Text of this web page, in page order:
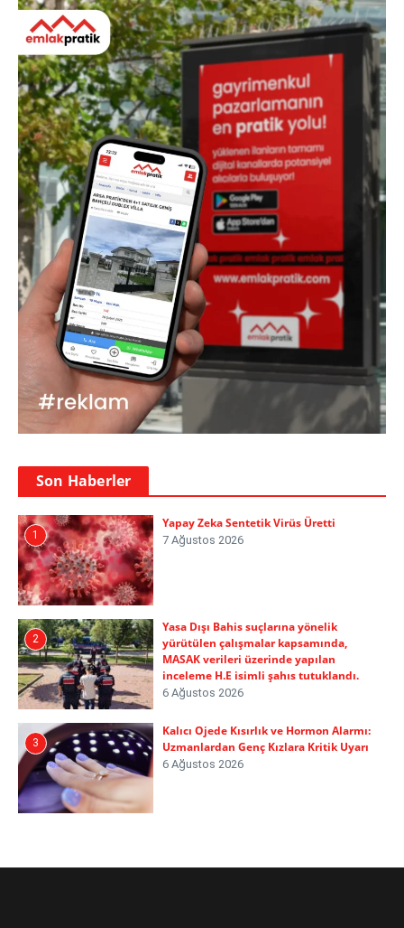
Son Haberler
1
Yapay Zeka Sentetik Virüs Üretti
7 Ağustos 2026
2
Yasa Dışı Bahis suçlarına yönelik
yürütülen çalışmalar kapsamında,
MASAK verileri üzerinde yapılan
inceleme H.E isimli şahıs tutuklandı.
6 Ağustos 2026
3
Kalıcı Ojede Kısırlık ve Hormon Alarmı:
Uzmanlardan Genç Kızlara Kritik Uyarı
6 Ağustos 2026